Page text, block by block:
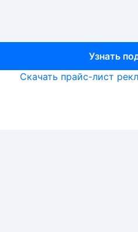
Узнать
Узнать
Скачать прайс-лист